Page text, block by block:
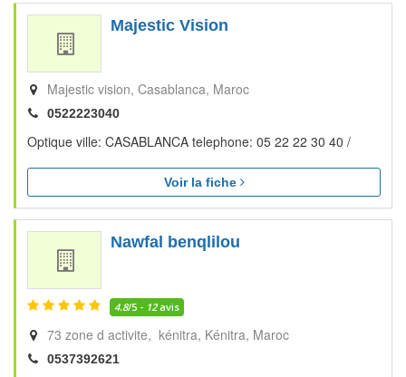
Majestic Vision
Majestic vision Casablanca Maroc
0522223040
Optique ville: CASABLANCA telephone: 05 22 22 30 40 /
Voir la fiche
Nawfal benqlilou
4.8/5 - 12avis
73 zone d activite, kénitra Kénitra Maroc
0537392621